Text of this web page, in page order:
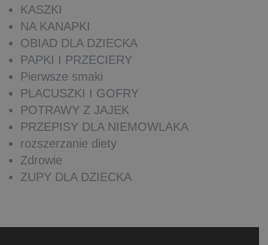
KASZKI
NA KANAPKI
OBIAD DLA DZIECKA
PAPKI I PRZECIERY
Pierwsze smaki
PLACUSZKI I GOFRY
POTRAWY Z JAJEK
PRZEPISY DLA NIEMOWLAKA
rozszerzanie diety
Zdrowie
ZUPY DLA DZIECKA